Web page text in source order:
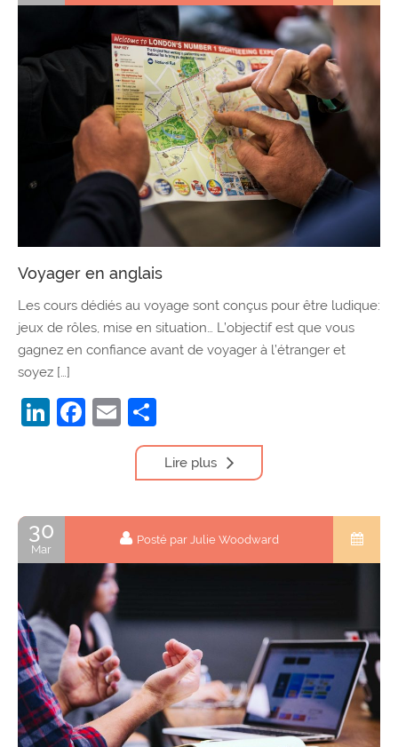
Voyager en anglais
Les cours dédiés au voyage sont conçus pour être ludique:
jeux de rôles, mise en situation… L’objectif est que vous
gagnez en confiance avant de voyager à l’étranger et
soyez […]
LinkedIn
Facebook
Email
Lire plus
30
Mar
Posté par Julie Woodward